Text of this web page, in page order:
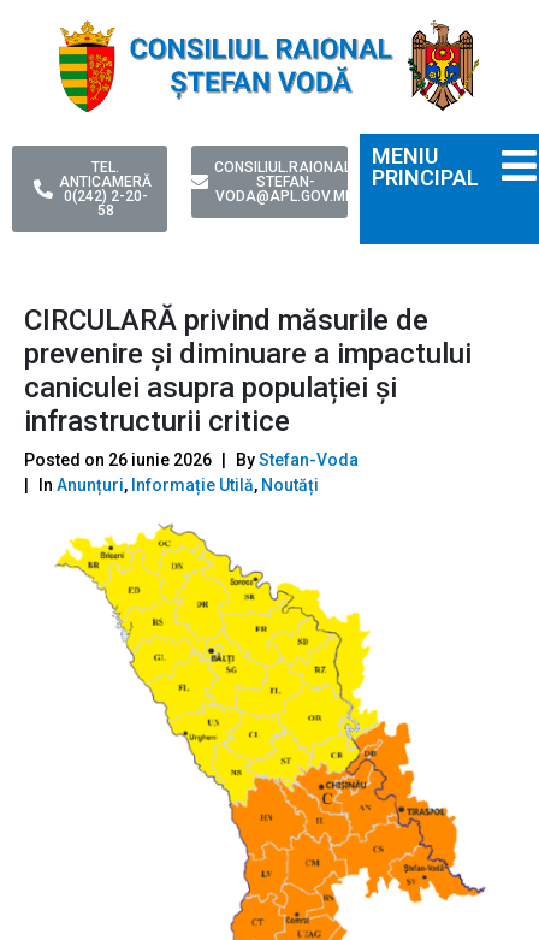
TEL.
ANTICAMERĂ
0(242) 2-20-
58
CONSILIUL.RAIONAL-
STEFAN-
VODA@APL.GOV.MD
MENIU
PRINCIPAL
CIRCULARĂ privind măsurile de
prevenire și diminuare a impactului
caniculei asupra populației și
infrastructurii critice
Posted on 26 iunie 2026 ByStefan-Voda
In Anunțuri, Informație Utilă, Noutăți